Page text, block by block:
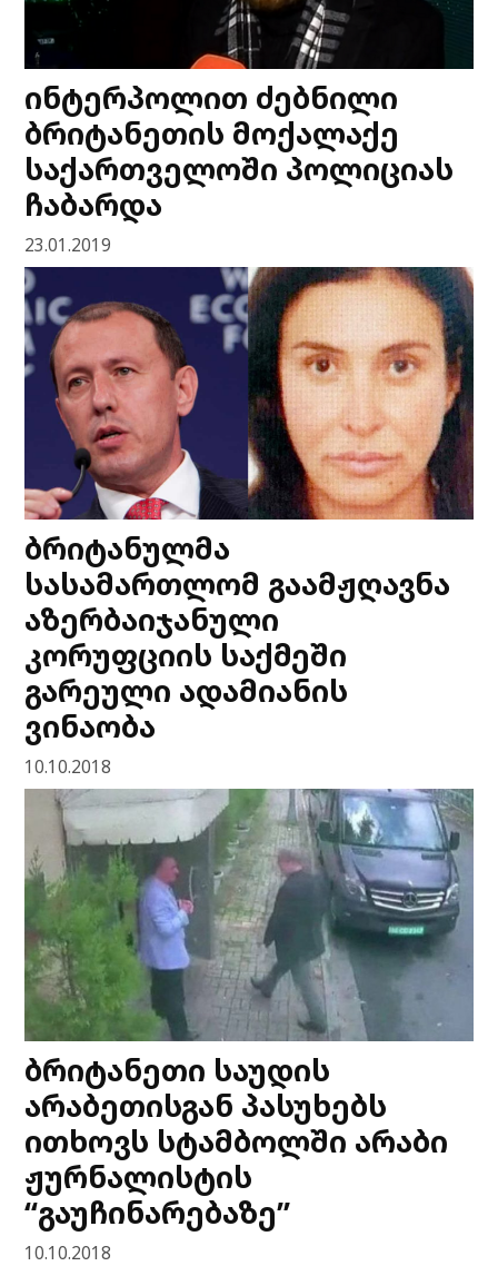
ინტერპოლით ძებნილი
ბრიტანეთის მოქალაქე
საქართველოში პოლიციას
ჩაბარდა
23.01.2019
ბრიტანულმა
სასამართლომ გაამჟღავნა
აზერბაიჯანული
კორუფციის საქმეში
გარეული ადამიანის
ვინაობა
10.10.2018
ბრიტანეთი საუდის
არაბეთისგან პასუხებს
ითხოვს სტამბოლში არაბი
ჟურნალისტის
“გაუჩინარებაზე”
10.10.2018